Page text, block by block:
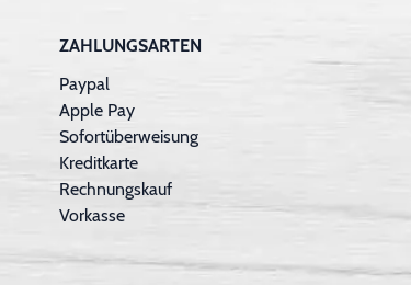
ZAHLUNGSARTEN
Paypal
Apple Pay
Sofortüberweisung
Kreditkarte
Rechnungskauf
Vorkasse